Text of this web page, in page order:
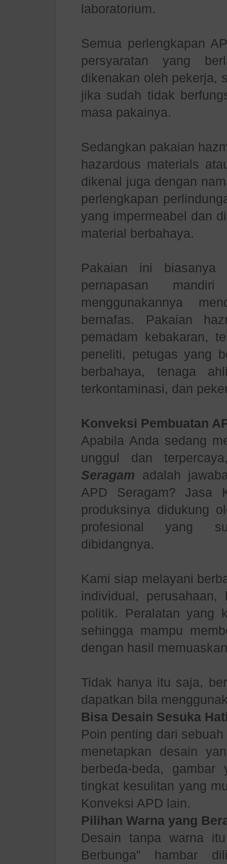
laboratorium.
Semua perlengkapan
persyaratan yang
dikenakan oleh pekerja,
jika sudah tidak
masa pakainya.
Sedangkan pakaian
hazardous materials
dikenal juga dengan
perlengkapan
yang impermeabel dan
material berbahaya.
Pakaian ini biasanya
pernapasan
menggunakannya
bernafas. Pakaian
pemadam kebakaran,
peneliti, petugas yang
berbahaya, tenaga
terkontaminasi, dan
Konveksi Pembuatan
Apabila Anda sedang
unggul dan
Seragam adalah
APD Seragam? Jasa
produksinya didukung
profesional yang
dibidangnya.
Kami siap melayani
individual,
politik. Peralatan yang
sehingga mampu
dengan hasil
Tidak hanya itu saja,
dapatkan bila
Bisa Desain Sesuka
Poin penting dari
menetapkan desain
berbeda-beda,
tingkat kesulitan yang
Konveksi APD lain.
Pilihan Warna yang
Desain tanpa warna
Berbunga” hambar